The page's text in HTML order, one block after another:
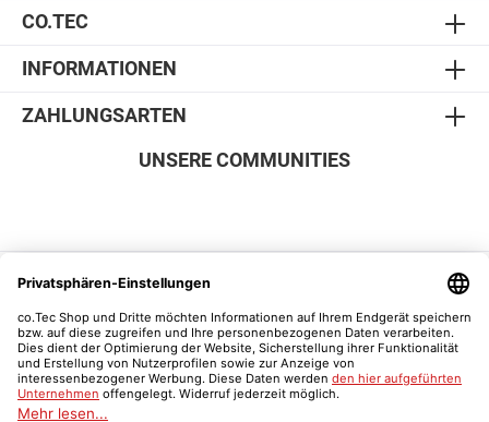
CO.TEC
INFORMATIONEN
ZAHLUNGSARTEN
SICHER EINKAUFEN
UNSERE COMMUNITIES